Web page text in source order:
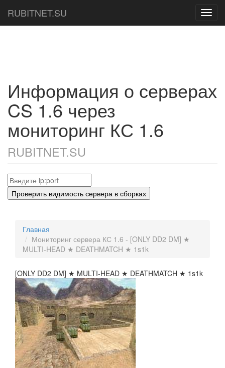
RUBITNET.SU
Информация о серверах
CS 1.6 через
мониторинг КС 1.6
RUBITNET.SU
Проверить видимость сервера в сборках
Главная
Мониторинг сервера КС 1.6 - [ONLY DD2 DM] ★
MULTI-HEAD ★ DEATHMATCH ★ 1s1k
[ONLY DD2 DM] ★ MULTI-HEAD ★ DEATHMATCH ★ 1s1k